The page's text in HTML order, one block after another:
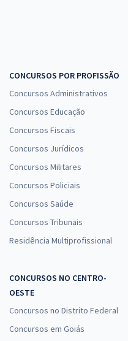
CONCURSOS POR PROFISSÃO
Concursos Administrativos
Concursos Educação
Concursos Fiscais
Concursos Jurídicos
Concursos Militares
Concursos Policiais
Concursos Saúde
Concursos Tribunais
Residência Multiprofissional
CONCURSOS NO CENTRO-
OESTE
Concursos no Distrito Federal
Concursos em Goiás